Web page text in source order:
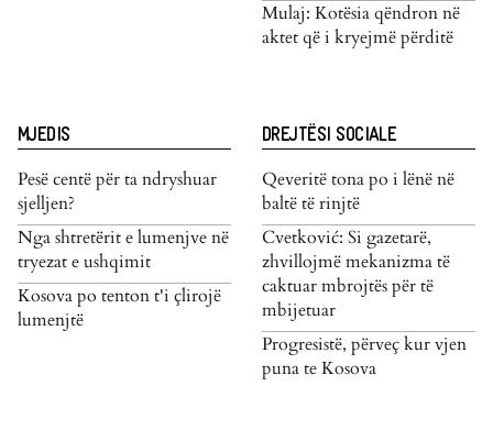
Mulaj: Kotësia qëndron në
aktet që i kryejmë përditë
MJEDIS
Pesë centë për ta ndryshuar
sjelljen?
Nga shtretërit e lumenjve në
tryezat e ushqimit
Kosova po tenton t'i çlirojë
lumenjtë
DREJTËSI SOCIALE
Qeveritë tona po i lënë në
baltë të rinjtë
Cvetković: Si gazetarë,
zhvillojmë mekanizma të
caktuar mbrojtës për të
mbijetuar
Progresistë, përveç kur vjen
puna te Kosova